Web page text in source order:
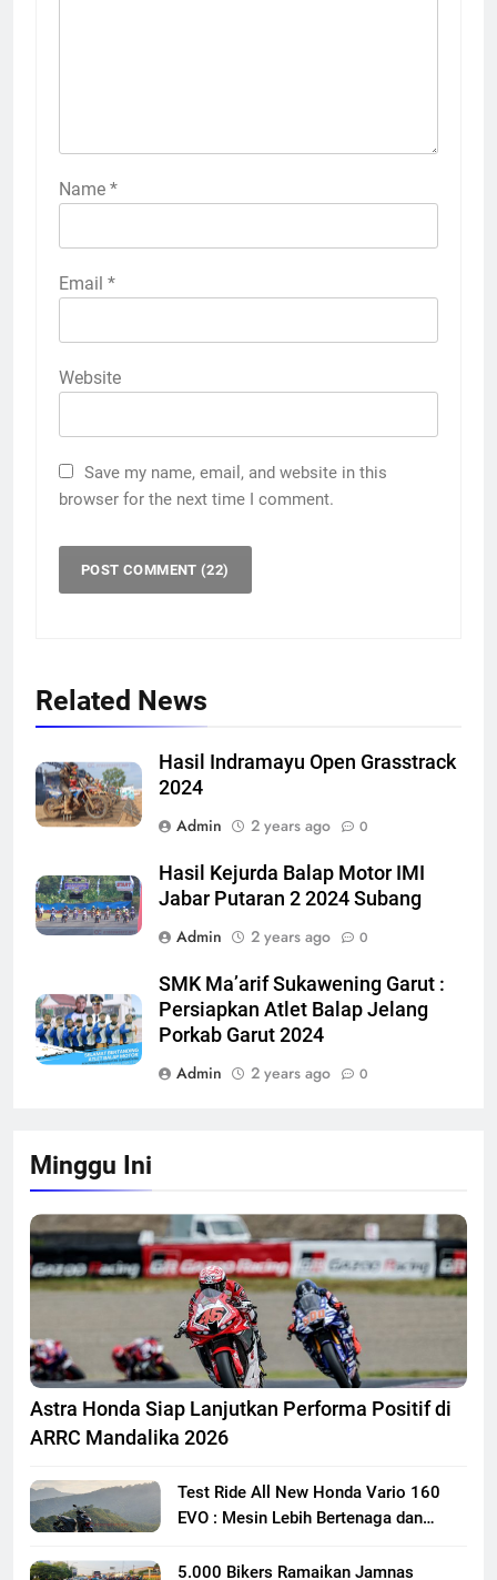
Name *
Email *
Website
Save my name, email, and website in this
browser for the next time I comment.
Related News
Hasil Indramayu Open Grasstrack
2024
Admin
2 years ago 0
Hasil Kejurda Balap Motor IMI
Jabar Putaran 2 2024 Subang
Admin
2 years ago 0
SMK Ma’arif Sukawening Garut :
Persiapkan Atlet Balap Jelang
Porkab Garut 2024
Admin
2 years ago 0
Minggu Ini
Astra Honda Siap Lanjutkan Performa Positif di
ARRC Mandalika 2026
Test Ride All New Honda Vario 160
EVO : Mesin Lebih Bertenaga dan
5.000 Bikers Ramaikan Jamnas